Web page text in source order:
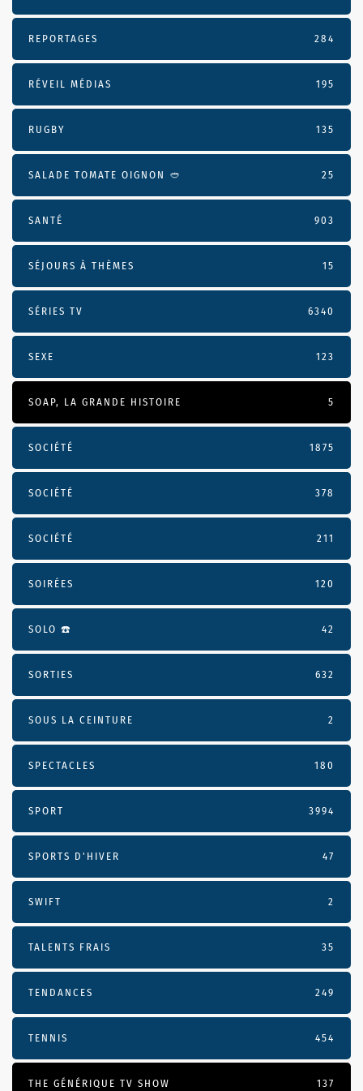
REPORTAGES 284
RÉVEIL MÉDIAS 195
RUGBY 135
SALADE TOMATE OIGNON 🥙 25
SANTÉ 903
SÉJOURS À THÈMES 15
SÉRIES TV 6340
SEXE 123
SOAP, LA GRANDE HISTOIRE 5
SOCIÉTÉ 1875
SOCIÉTÉ 378
SOCIÉTÉ 211
SOIRÉES 120
SOLO ☎️ 42
SORTIES 632
SOUS LA CEINTURE 2
SPECTACLES 180
SPORT 3994
SPORTS D'HIVER 47
SWIFT 2
TALENTS FRAIS 35
TENDANCES 249
TENNIS 454
THE GÉNÉRIQUE TV SHOW 137